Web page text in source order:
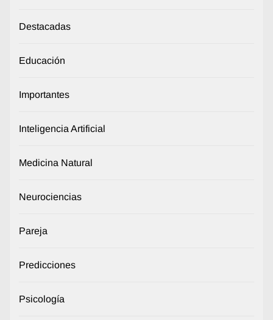
Destacadas
Educación
Importantes
Inteligencia Artificial
Medicina Natural
Neurociencias
Pareja
Predicciones
Psicología